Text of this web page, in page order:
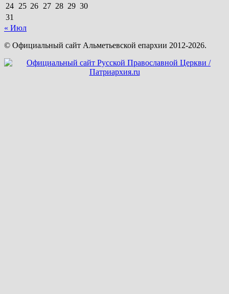
24 25 26 27 28 29 30
31
« Июл
© Официальный сайт Альметьевской епархии 2012-2026.